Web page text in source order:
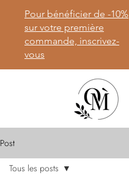
Pour bénéficier de -10%
sur votre première
commande, inscrivez-
vous
Post
Tous les posts